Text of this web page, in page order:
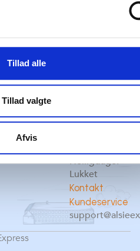
Tillad alle
Tillad valgte
Afvis
Hent
vores app Mandag -
Lørdag og
Helligdage:
Lukket
Kontakt
Kundeservice